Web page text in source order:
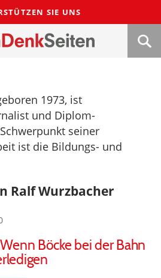
SIE UNS
1973, ist
und Diplom-
seiner
ist die Bildungs- und
Ralf Wurzbacher
Böcke bei der Bahn